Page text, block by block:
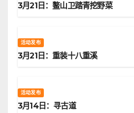
3月21日：鳌山卫踏青挖野菜
活动发布
3月21日：重装十八重溪
活动发布
3月14日：寻古道